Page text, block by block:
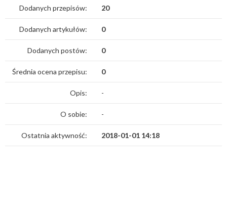
Dodanych przepisów: 20
Dodanych artykułów: 0
Dodanych postów: 0
Średnia ocena przepisu: 0
Opis: -
O sobie: -
Ostatnia aktywność: 2018-01-01 14:18